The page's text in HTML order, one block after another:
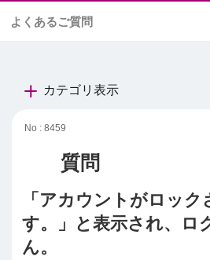
よくあるご質問
カテゴリ表示
No : 8459
「アカウントがロック
す。」と表示され、ロ
ん。